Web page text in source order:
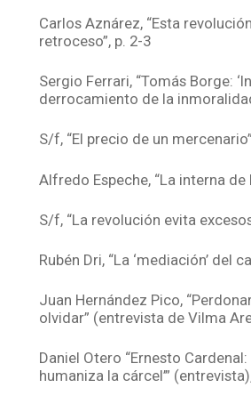
Carlos Aznárez, “Esta
retroceso”, p. 2-3
Sergio Ferrari, “Tomás Borge:
derrocamiento de la
S/f, “El precio de un
Alfredo Espeche, “La interna de
S/f, “La revolución evita
Rubén Dri, “La ‘mediación’ del
Juan Hernández Pico,
olvidar” (entrevista de Vilma
Daniel Otero “Ernesto Cardenal:
humaniza la cárcel’”